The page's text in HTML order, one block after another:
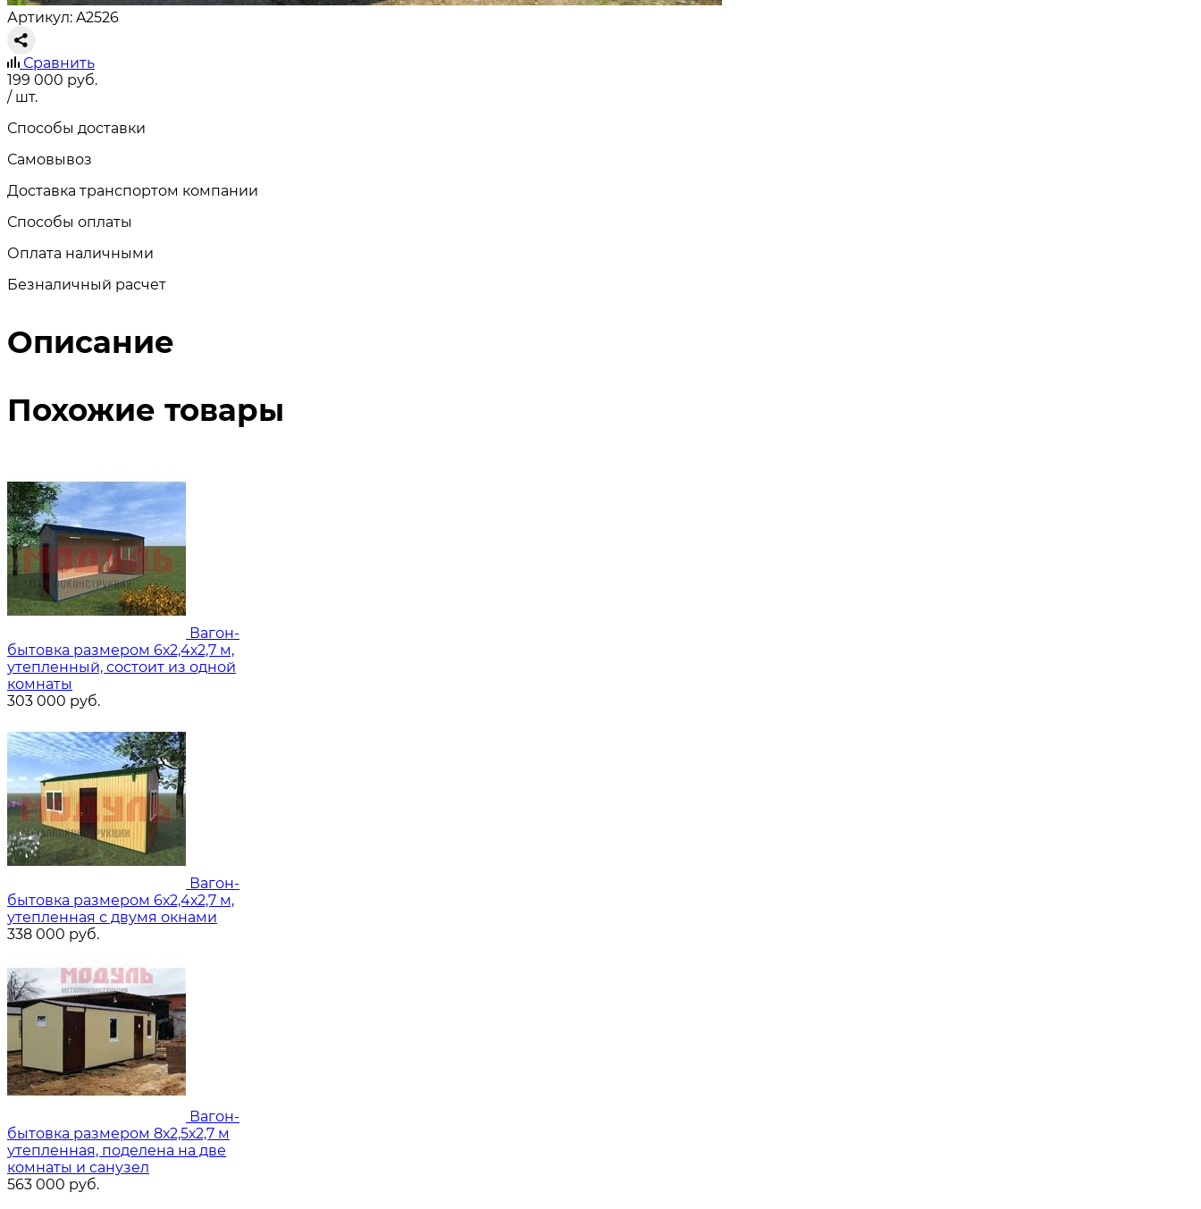
Артикул: A2526
Сравнить
199 000 руб.
/ шт.
Способы доставки
Самовывоз
Доставка транспортом компании
Способы оплаты
Оплата наличными
Безналичный расчет
Описание
Похожие товары
Вагон-
бытовка размером 6х2,4х2,7 м,
утепленный, состоит из одной
комнаты
303 000 руб.
Вагон-
бытовка размером 6х2,4х2,7 м,
утепленная с двумя окнами
338 000 руб.
Вагон-
бытовка размером 8х2,5х2,7 м
утепленная, поделена на две
комнаты и санузел
563 000 руб.